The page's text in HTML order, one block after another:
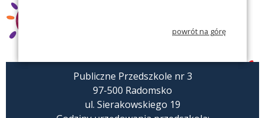
powrót na górę
Publiczne Przedszkole nr 3
97-500 Radomsko
ul. Sierakowskiego 19